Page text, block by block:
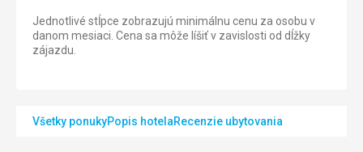
Jednotlivé stĺpce zobrazujú minimálnu cenu za osobu v
danom mesiaci. Cena sa môže líšiť v zavislosti od dĺžky
zájazdu.
Všetky ponukyPopis hotelaRecenzie ubytovania